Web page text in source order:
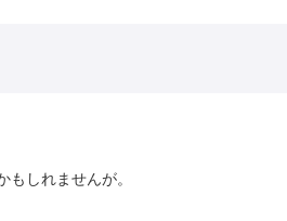
しれませんが。